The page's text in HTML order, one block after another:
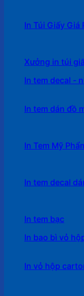
In Túi Giấy Giá
Xưởng in túi
In tem decal -
In tem dán đồ
In Tem Mỹ
In tem decal
In tem bạc
In bao bì vỏ
In vỏ hộp